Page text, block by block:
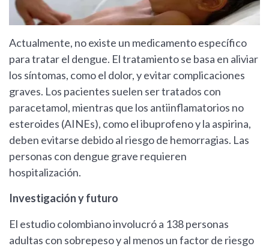
Actualmente, no existe un medicamento específico
para tratar el dengue. El tratamiento se basa en aliviar
los síntomas, como el dolor, y evitar complicaciones
graves. Los pacientes suelen ser tratados con
paracetamol, mientras que los antiinflamatorios no
esteroides (AINEs), como el ibuprofeno y la aspirina,
deben evitarse debido al riesgo de hemorragias. Las
personas con dengue grave requieren
hospitalización.
Investigación y futuro
El estudio colombiano involucró a 138 personas
adultas con sobrepeso y al menos un factor de riesgo